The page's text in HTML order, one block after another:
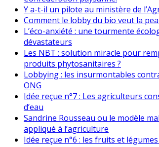
Y a-t-il un pilote au ministère de
Comment le lobby du bio veut la
L’éco-anxiété : une tourmente
dévastateurs
Les NBT : solution miracle pour
produits phytosanitaires ?
Lobbying : les insurmontables
ONG
Idée reçue n°7 : Les agriculteurs
d’eau
Sandrine Rousseau ou le modèle
appliqué à l’agriculture
Idée reçue n°6 : les fruits et